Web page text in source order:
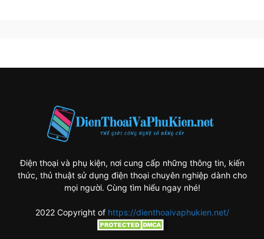
Điện thoại và phụ kiện, nơi cung cấp những thông tin, kiến
thức, thủ thuật sử dụng điện thoại chuyên nghiệp dành cho
mọi người. Cùng tìm hiểu ngay nhé!
2022 Copyright of https://dienthoaivaphukien.net/